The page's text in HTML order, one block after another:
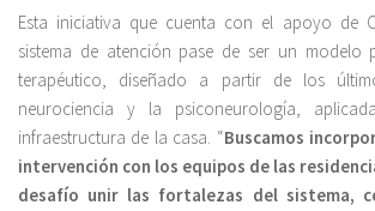
Esta iniciativa que cuenta con el apoyo de
sistema de atención pase de ser un modelo
terapéutico, diseñado a partir de los
neurociencia y la psiconeurología,
infraestructura de la casa. “Buscamos
intervención con los equipos de las
desafío unir las fortalezas del sistema,